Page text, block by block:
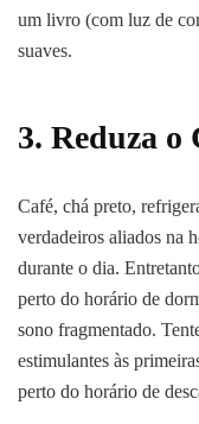
um livro (com luz de
suaves.
3. Reduza o
Café, chá preto,
verdadeiros aliados na
durante o dia.
perto do horário de
sono fragmentado.
estimulantes às
perto do horário de